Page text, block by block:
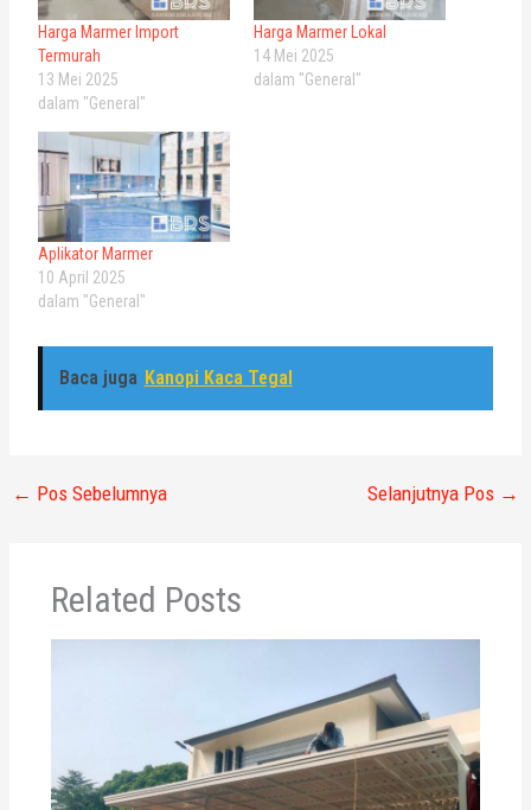
Harga Marmer Import
Termurah
13 Mei 2025
dalam "General"
Harga Marmer Lokal
14 Mei 2025
dalam "General"
Aplikator Marmer
10 April 2025
dalam "General"
Baca juga Kanopi Kaca Tegal
← Pos Sebelumnya Selanjutnya Pos →
Related Posts